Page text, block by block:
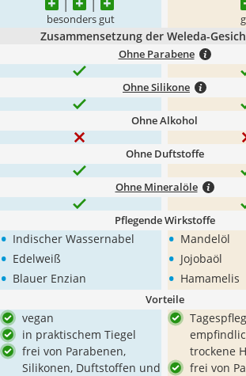
besonders gut
Zusammensetzung der Weleda-
Ohne Parabene
Ohne Silikone
Ohne Alkohol
Ohne Duftstoffe
Ohne Mineralöle
Pflegende Wirkstoffe
• Indischer Wassernabel
• Edelweiß
• Blauer Enzian
• Mandelöl
• Jojobaöl
• Hamamelis
Vorteile
vegan
in praktischem Tiegel
frei von Parabenen,
Silikonen, Duftstoffen und
trockene
frei von